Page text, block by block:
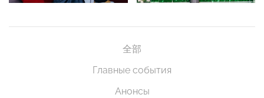
全部
Главные события
Анонсы